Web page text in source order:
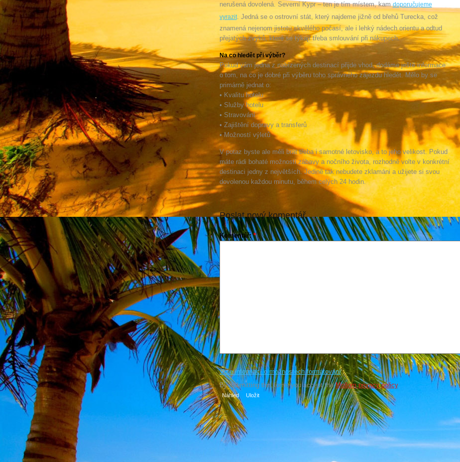
nerušená dovolená. Severní Kypr – ten je tím místem, kamdoporučujeme
vyrazit. Jedná se o ostrovní stát, který najdeme jižně od břehů Turecka, což
znamená nejenom jistotu skvělého počasí, ale i lehký nádech orientu a odtud
přejatých zvyků, které se týkají třeba smlouvání při nákupech.
Na co hledět při výběr?
Pokud vám jedna z nabízených destinací přijde vhod, dodáme ještě informace
o tom, na co je dobré při výběru toho správného zájezdu hledět. Mělo by se
primárně jednat o:
• Kvalitu hotelu
• Služby hotelu
• Stravování
• Zajištění dopravy a transferů
• Možností výletů
V potaz byste ale měli brát třeba i samotné letovisko, a to jeho velikost. Pokud
máte rádi bohaté možnosti zábavy a nočního života, rozhodně volte v konkrétní
destinaci jedny z největších. Jedině tak nebudete zklamáni a užijete si svou
dovolenou každou minutu, během celých 24 hodin.
Poslat nový komentář
Komentář:*
Více informací o možnostech formátování
By submitting this form, you accept theMollom privacy policy.